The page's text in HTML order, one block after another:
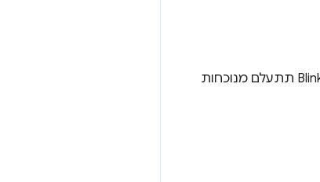
כדי למנוע מה שמהווה למעשה דליפת מידע ממקורות שונים שמתוווכת על ידי משתמשים, מעכשיו Blink תתעלם מנוכחות